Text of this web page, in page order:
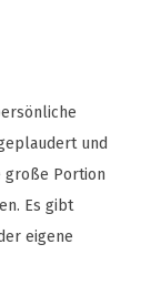
und
große Portion
Es gibt
eigene